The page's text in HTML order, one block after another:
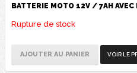
BATTERIE MOTO 12V / 7AH
Rupture de stock
AJOUTER AU PANIER VOIR LE